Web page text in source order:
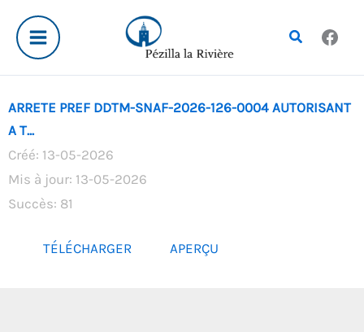
contenu
Rechercher
ARRETE PREF DDTM-SNAF-2026-126-0004 AUTORISANT
A T...
Créé: 13-05-2026
Mis à jour: 13-05-2026
Succès: 81
TÉLÉCHARGER APERÇU